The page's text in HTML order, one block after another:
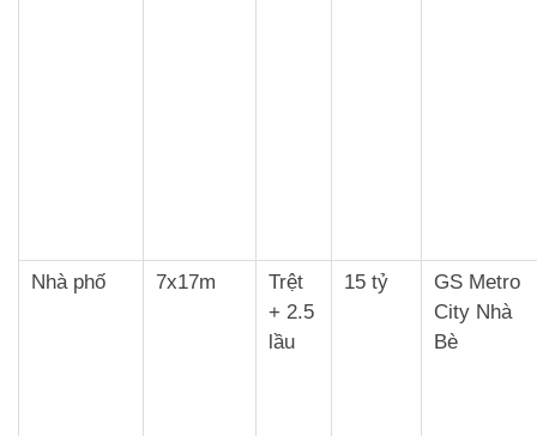
Nhà phố 7x17m
Trệt
+ 2.5
lầu
15 tỷ
GS Metro
City Nhà
Bè